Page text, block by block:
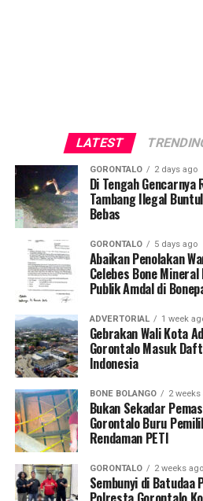
LATEST
GORONTALO 2 days ago
Di Tengah
Tambang Ilegal
Bebas
GORONTALO 5 days ago
Abaikan Penolakan
Celebes Bone
Publik Amdal di
ADVERTORIAL 1 week
Gebrakan Wali Kota
Gorontalo Masuk
Indonesia
BONE BOLANGO 2 weeks
Bukan Sekadar
Gorontalo Buru
Rendaman PETI
GORONTALO 2 weeks ago
Sembunyi di Batudaa